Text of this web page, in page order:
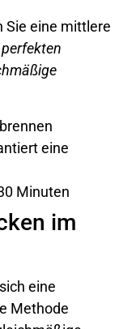
Sie eine mittlere
perfekten
eine
Minuten
im
eine
Methode